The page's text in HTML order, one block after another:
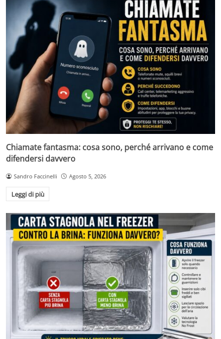
Chiamate fantasma: cosa sono, perché arrivano e come
difendersi davvero
Sandro Faccinelli Agosto 5, 2026
Leggi di più